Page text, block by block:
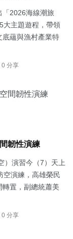
「2026海線潮旅
大主題遊程，帶領
底蘊與漁村產業特
0 分享
韌性演練
）演習今（7）天上
空演練，高雄榮民
置，副總統蕭美
0 分享